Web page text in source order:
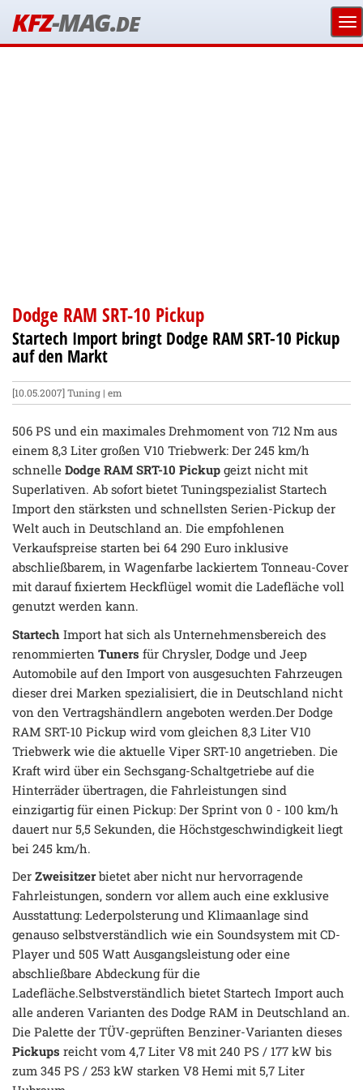
KFZ-MAG.DE
Dodge RAM SRT-10 Pickup
Startech Import bringt Dodge RAM SRT-10 Pickup
auf den Markt
[10.05.2007]Tuning | em
506 PS und ein maximales Drehmoment von 712 Nm aus
einem 8,3 Liter großen V10 Triebwerk: Der 245 km/h
schnelle Dodge RAM SRT-10 Pickup geizt nicht mit
Superlativen. Ab sofort bietet Tuningspezialist Startech
Import den stärksten und schnellsten Serien-Pickup der
Welt auch in Deutschland an. Die empfohlenen
Verkaufspreise starten bei 64 290 Euro inklusive
abschließbarem, in Wagenfarbe lackiertem Tonneau-Cover
mit darauf fixiertem Heckflügel womit die Ladefläche voll
genutzt werden kann.
Startech Import hat sich als Unternehmensbereich des
renommierten Tuners für Chrysler, Dodge und Jeep
Automobile auf den Import von ausgesuchten Fahrzeugen
dieser drei Marken spezialisiert, die in Deutschland nicht
von den Vertragshändlern angeboten werden.Der Dodge
RAM SRT-10 Pickup wird vom gleichen 8,3 Liter V10
Triebwerk wie die aktuelle Viper SRT-10 angetrieben. Die
Kraft wird über ein Sechsgang-Schaltgetriebe auf die
Hinterräder übertragen, die Fahrleistungen sind
einzigartig für einen Pickup: Der Sprint von 0 - 100 km/h
dauert nur 5,5 Sekunden, die Höchstgeschwindigkeit liegt
bei 245 km/h.
Der Zweisitzerbietet aber nicht nur hervorragende
Fahrleistungen, sondern vor allem auch eine exklusive
Ausstattung: Lederpolsterung und Klimaanlage sind
genauso selbstverständlich wie ein Soundsystem mit CD-
Player und 505 Watt Ausgangsleistung oder eine
abschließbare Abdeckung für die
Ladefläche.Selbstverständlich bietet Startech Import auch
alle anderen Varianten des Dodge RAM in Deutschland an.
Die Palette der TÜV-geprüften Benziner-Varianten dieses
Pickups reicht vom 4,7 Liter V8 mit 240 PS / 177 kW bis
zum 345 PS / 253 kW starken V8 Hemi mit 5,7 Liter